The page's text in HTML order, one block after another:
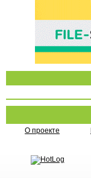
О проекте